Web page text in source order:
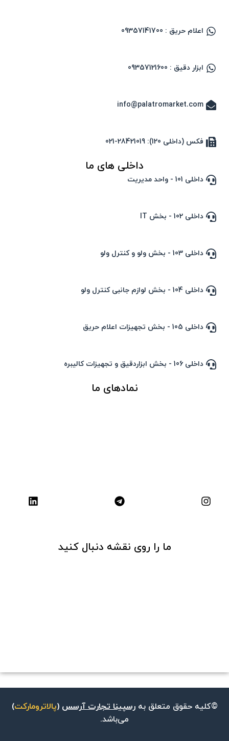
اعلام حریق : 09357141700
ابزار دقیق : 09357121600
info@palatromarket.com
فکس (داخلی 120): 28421019-021
داخلی های ما
داخلی 101 - واحد مدیریت
داخلی 102 - بخش IT
داخلی 103 - بخش ولو و کنترل ولو
داخلی 104 - بخش لوازم جانبی کنترل ولو
داخلی 105 - بخش تجهیزات اعلام حریق
داخلی 106 - بخش ابزاردقیق و تجهیزات کالیبره
نمادهای ما
ما را روی نقشه دنبال کنید
©کلیه حقوق متعلق بهرسپینا تجارت آرسس (پالاترومارکت)
می‌باشد.